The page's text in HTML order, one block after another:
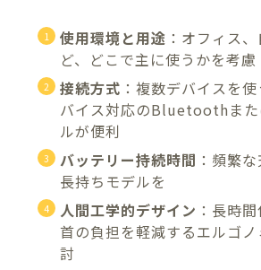
使用環境と用途 ：オフィス
ど、どこで主に使うかを考慮
接続方式 ：複数デバイスを
バイス対応のBluetoothまた
ルが便利
バッテリー持続時間 ：頻繁
長持ちモデルを
人間工学的デザイン ：長時
首の負担を軽減するエルゴ
討